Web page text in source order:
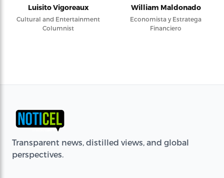
Luisito Vigoreaux
Cultural and Entertainment
Columnist
William Maldonado
Economista y Estratega
Financiero
Transparent news, distilled views, and global
perspectives.